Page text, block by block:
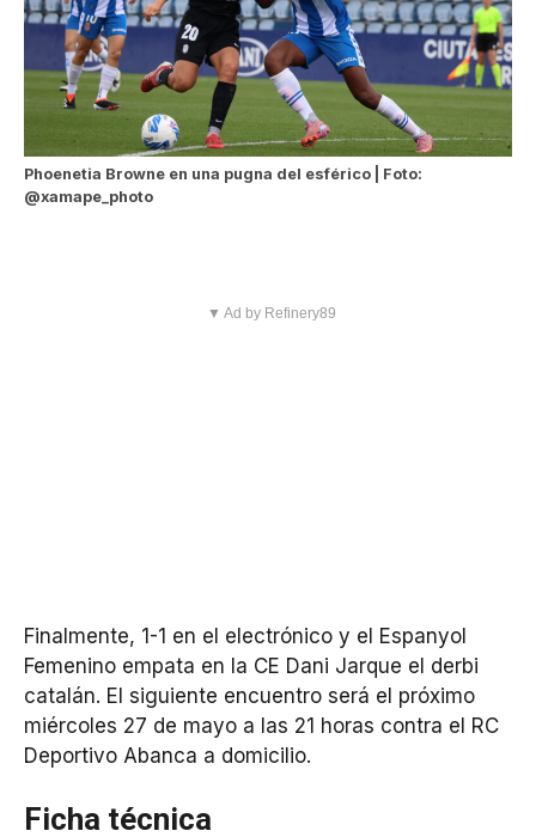
Phoenetia Browne en una pugna del esférico | Foto:
@xamape_photo
▼ Ad by Refinery89
Finalmente, 1-1 en el electrónico y el Espanyol
Femenino empata en la CE Dani Jarque el derbi
catalán. El siguiente encuentro será el próximo
miércoles 27 de mayo a las 21 horas contra el RC
Deportivo Abanca a domicilio.
Ficha técnica